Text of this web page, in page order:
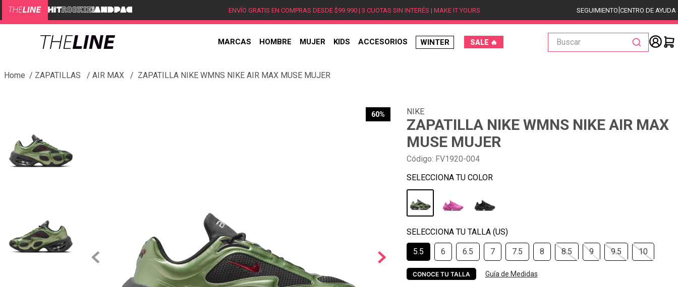
ENVÍO GRATIS EN COMPRAS DESDE $99.990 | 3 CUOTAS SIN INTERÉS | MAKE IT YOURS SEGUIMIENTO|CENTRO DE AYUDA
MARCAS HOMBRE MUJER KIDS ACCESORIOS WINTER SALE 🔥
Buscar
ZAPATILLAS AIR MAX ZAPATILLA NIKE WMNS NIKE AIR MAX MUSE MUJER
60% NIKE
ZAPATILLA NIKE WMNS NIKE AIR MAX
MUSE MUJER
Código: FV1920-004
5.5 6 6.5 7 7.5 8 8.5 9 9.5 10
CONOCE TU TALLA Guía de Medidas
1.